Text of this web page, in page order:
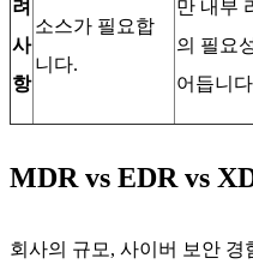
려
사
항
소스가 필요합
니다.
만 내부
의 필요
어듭니
MDR vs EDR vs
회사의 규모, 사이버 보안 경